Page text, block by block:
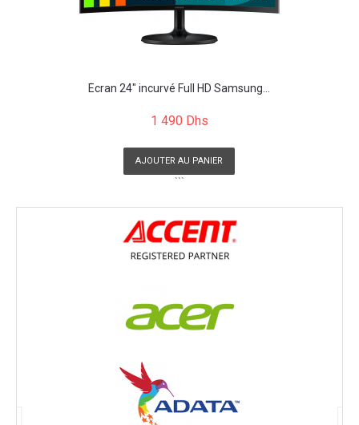
Écran 24" incurvé Full HD Samsung...
1 490 Dhs
AJOUTER AU PANIER
```